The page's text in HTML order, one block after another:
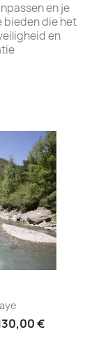
en je
bieden die het
en
€